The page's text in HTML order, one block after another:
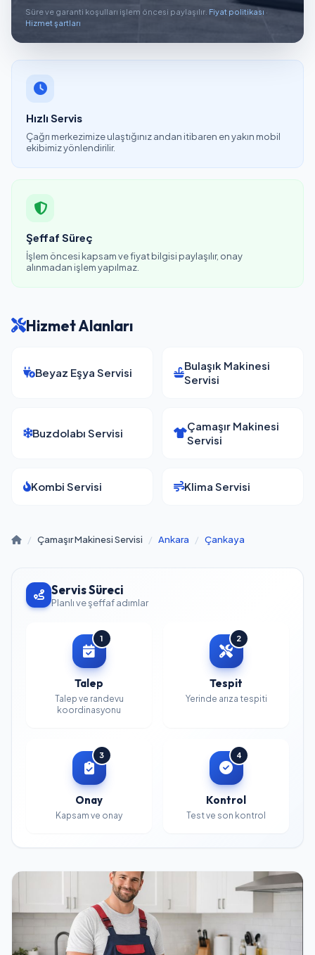
Süre ve garanti koşulları işlem öncesi paylaşılır. Fiyat politikası ·
Hizmet şartları
Hızlı Servis
Çağrı merkezimize ulaştığınız andan itibaren en yakın mobil
ekibimiz yönlendirilir.
Şeffaf Süreç
İşlem öncesi kapsam ve fiyat bilgisi paylaşılır, onay
alınmadan işlem yapılmaz.
Hizmet Alanları
Beyaz Eşya Servisi
Bulaşık Makinesi
Servisi
Buzdolabı Servisi
Çamaşır Makinesi
Servisi
Kombi Servisi Klima Servisi
/ Çamaşır Makinesi Servisi / Ankara / Çankaya
Servis Süreci
Planlı ve şeffaf adımlar
1
Talep
Talep ve randevu
koordinasyonu
2
Tespit
Yerinde arıza tespiti
3
Onay
Kapsam ve onay
4
Kontrol
Test ve son kontrol